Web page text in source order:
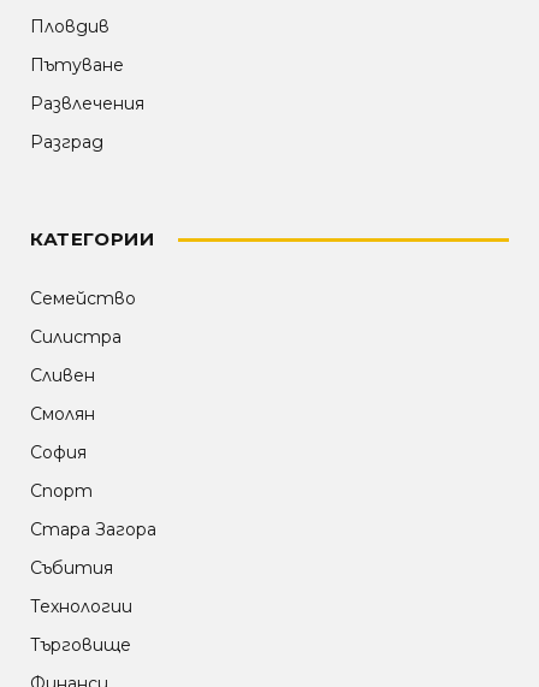
Пловдив
Пътуване
Развлечения
Разград
КАТЕГОРИИ
Семейство
Силистра
Сливен
Смолян
София
Спорт
Стара Загора
Събития
Технологии
Търговище